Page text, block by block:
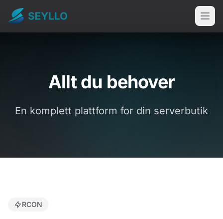
Allt du behover
En komplett plattform for din serverbutik
RCON